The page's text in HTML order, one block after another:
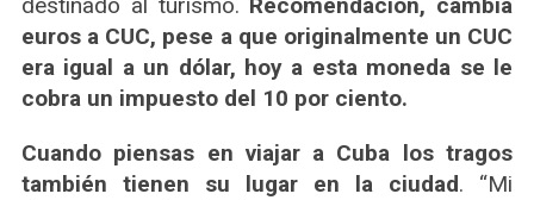
destinado al turismo. Recomendación, cambia
euros a CUC, pese a que originalmente un CUC
era igual a un dólar, hoy a esta moneda se le
cobra un impuesto del 10 por ciento.
Cuando piensas en viajar a Cuba los tragos
también tienen su lugar en la ciudad. “Mi